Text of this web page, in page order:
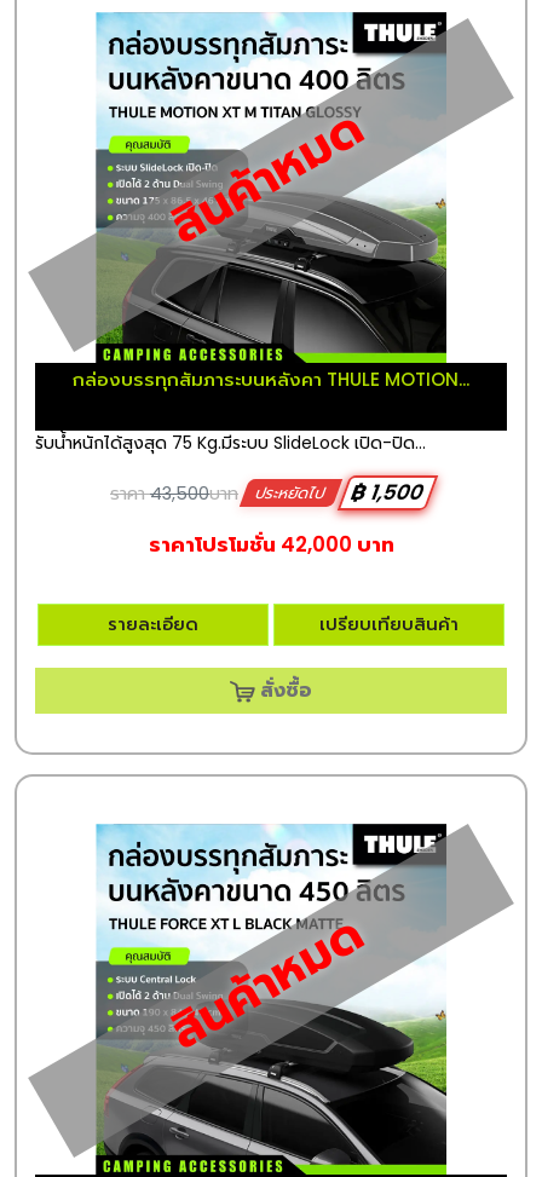
สินค้าหมด
กล่องบรรทุกสัมภาระบนหลังคา THULE MOTION...
รับน้ำหนักได้สูงสุด 75 Kg.มีระบบ SlideLock เปิด-ปิด...
ราคา43,500บาท ประหยัดไป
฿ 1,500
ราคาโปรโมชั่น 42,000 บาท
รายละเอียด เปรียบเทียบสินค้า
สั่งซื้อ
สินค้าหมด